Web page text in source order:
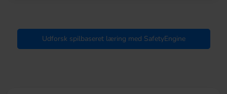
Udforsk spilbaseret læring med SafetyEngine